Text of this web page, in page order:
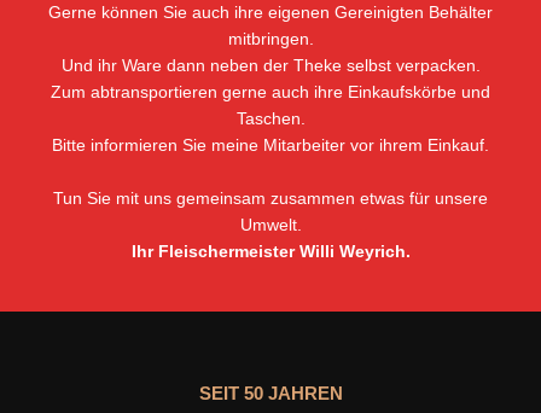
Gerne können Sie auch ihre eigenen Gereinigten Behälter
mitbringen.
Und ihr Ware dann neben der Theke selbst verpacken.
Zum abtransportieren gerne auch ihre Einkaufskörbe und
Taschen.
Bitte informieren Sie meine Mitarbeiter vor ihrem Einkauf.
Tun Sie mit uns gemeinsam zusammen etwas für unsere
Umwelt.
Ihr Fleischermeister Willi Weyrich.
SEIT 50 JAHREN